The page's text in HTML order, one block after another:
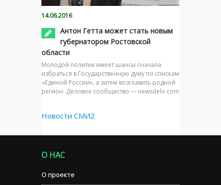
14.06.2016
Антон Гетта может стать новым
губернатором Ростовской
области
Молодой политик имеет шансы сначала
избраться в Государственную думу по спискам
«Единой России», а затем возглавить родной
регион. Деловое сообщество — newsdelo.com
Новости СМИ2
О НАС
О проекте